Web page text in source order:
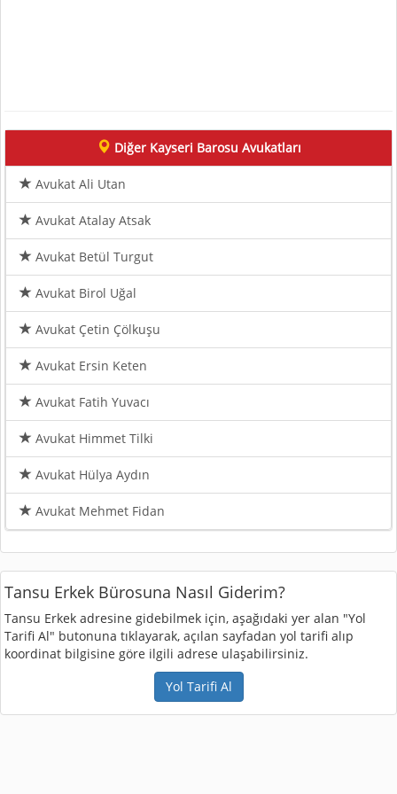
Diğer Kayseri Barosu Avukatları
Avukat Ali Utan
Avukat Atalay Atsak
Avukat Betül Turgut
Avukat Birol Uğal
Avukat Çetin Çölkuşu
Avukat Ersin Keten
Avukat Fatih Yuvacı
Avukat Himmet Tilki
Avukat Hülya Aydın
Avukat Mehmet Fidan
Tansu Erkek Bürosuna Nasıl Giderim?
Tansu Erkek adresine gidebilmek için, aşağıdaki yer alan "Yol
Tarifi Al" butonuna tıklayarak, açılan sayfadan yol tarifi alıp
koordinat bilgisine göre ilgili adrese ulaşabilirsiniz.
Yol Tarifi Al